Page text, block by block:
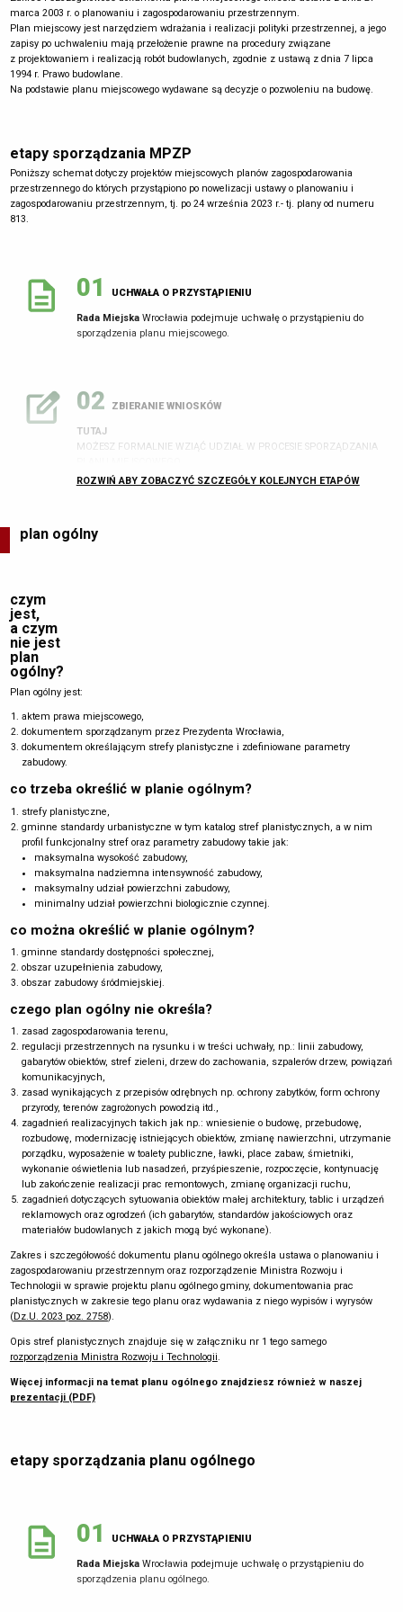
marca 2003 r. o planowaniu i zagospodarowaniu przestrzennym.
Plan miejscowy jest narzędziem wdrażania i realizacji polityki przestrzennej, a jego
zapisy po uchwaleniu mają przełożenie prawne na procedury związane
z projektowaniem i realizacją robót budowlanych, zgodnie z ustawą z dnia 7 lipca
1994 r. Prawo budowlane.
Na podstawie planu miejscowego wydawane są decyzje o pozwoleniu na budowę.
etapy sporządzania MPZP
Poniższy schemat dotyczy projektów miejscowych planów zagospodarowania
przestrzennego do których przystąpiono po nowelizacji ustawy o planowaniu i
zagospodarowaniu przestrzennym, tj. po 24 września 2023 r.- tj. plany od numeru
813.
01 UCHWAŁA O PRZYSTĄPIENIU
Rada MiejskaWrocławia podejmuje uchwałę o przystąpieniu do
sporządzenia planu miejscowego.
02 ZBIERANIE WNIOSKÓW
TUTAJ
MOŻESZ FORMALNIE WZIĄĆ UDZIAŁ W PROCESIE SPORZĄDZANIA
ZOBACZ JAK ZŁOŻYĆ WNIOSEK
ogłoszenia w prasie)
03 PROJEKTOWANIE
Opracowanie projektu planu miejscowego wraz z uzasadnieniem oraz
04OPINIOWANIE
Skierowanie projektu mpzp do opiniowania
wyznaczone ustawowo instytucje mają
odpowiedź,
projektu planu miejscowego.
wprowadzenie zmian w projekcie po opiniowaniu = wydłużenie
procedury planistycznej
05UZGADNIANIE
Skierowanie projektu mpzp do uzgadniania
wyznaczone ustawowo instytucje mają od 14 do 30 dni
na
odpowiedź,
analiza uzgodnień i wprowadzenie ewentualnych zmian do
projektu planu miejscowego.
wprowadzenie zmian w projekcie po uzgodnieniach =
wydłużenie procedury planistycznej
06WYKAZ WNIOSKÓW
Wydział Planowania Przestrzennego przygotowuje dla Prezydenta
Wrocławia wykaz wniosków do projektu planu miejscowego wraz z
propozycją ich rozpatrzenia i uzasadnieniem.
Prezydent Wrocławiaprzedstawia propozycję rozpatrzenia wniosków,
które wpłynęły w wyznaczonym w ogłoszeniu terminie.
TUTAJ
MOŻESZ FORMALNIE WZIĄĆ UDZIAŁ W PROCESIE SPORZĄDZANIA
Ogłoszenia o konsultacjach społecznych do projektu mpzp:
na tablicach ogłoszeń Urzędu Miejskiego i właściwych Rad
Osiedli,
ROZWIŃ ABY ZOBACZYĆ SZCZEGÓŁY KOLEJNYCH ETAPÓW
plan ogólny
czym
jest,
a czym
nie jest
plan
ogólny?
Plan ogólny jest:
aktem prawa miejscowego,
dokumentem sporządzanym przez Prezydenta Wrocławia,
dokumentem określającym strefy planistyczne i zdefiniowane parametry
zabudowy.
co trzeba określić w planie ogólnym?
strefy planistyczne,
gminne standardy urbanistyczne w tym katalog stref planistycznych, a w nim
profil funkcjonalny stref oraz parametry zabudowy takie jak:
maksymalna wysokość zabudowy,
maksymalna nadziemna intensywność zabudowy,
maksymalny udział powierzchni zabudowy,
minimalny udział powierzchni biologicznie czynnej.
co można określić w planie ogólnym?
gminne standardy dostępności społecznej,
obszar uzupełnienia zabudowy,
obszar zabudowy śródmiejskiej.
czego plan ogólny nie określa?
zasad zagospodarowania terenu,
regulacji przestrzennych na rysunku i w treści uchwały, np.: linii zabudowy,
gabarytów obiektów, stref zieleni, drzew do zachowania, szpalerów drzew, powiązań
komunikacyjnych,
zasad wynikających z przepisów odrębnych np. ochrony zabytków, form ochrony
przyrody, terenów zagrożonych powodzią itd.,
zagadnień realizacyjnych takich jak np.: wniesienie o budowę, przebudowę,
rozbudowę, modernizację istniejących obiektów, zmianę nawierzchni, utrzymanie
porządku, wyposażenie w toalety publiczne, ławki, place zabaw, śmietniki,
wykonanie oświetlenia lub nasadzeń, przyśpieszenie, rozpoczęcie, kontynuację
lub zakończenie realizacji prac remontowych, zmianę organizacji ruchu,
zagadnień dotyczących sytuowania obiektów małej architektury, tablic i urządzeń
reklamowych oraz ogrodzeń (ich gabarytów, standardów jakościowych oraz
materiałów budowlanych z jakich mogą być wykonane).
Zakres i szczegółowość dokumentu planu ogólnego określa ustawa o planowaniu i
zagospodarowaniu przestrzennym oraz rozporządzenie Ministra Rozwoju i
Technologii w sprawie projektu planu ogólnego gminy, dokumentowania prac
planistycznych w zakresie tego planu oraz wydawania z niego wypisów i wyrysów
(Dz.U. 2023 poz. 2758).
Opis stref planistycznych znajduje się w załączniku nr 1 tego samego
rozporządzenia Ministra Rozwoju i Technologii.
Więcej informacji na temat planu ogólnego znajdziesz również w naszej
prezentacji (PDF)
etapy sporządzania planu ogólnego
01 UCHWAŁA O PRZYSTĄPIENIU
Rada MiejskaWrocławia podejmuje uchwałę o przystąpieniu do
sporządzenia planu ogólnego.